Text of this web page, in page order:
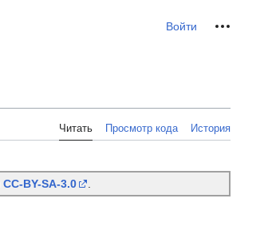
Войти Персональные
Читать Просмотр кода История
CC-BY-SA-3.0